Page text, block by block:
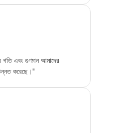
এবং গুণমান আমাদের
করেছে।"